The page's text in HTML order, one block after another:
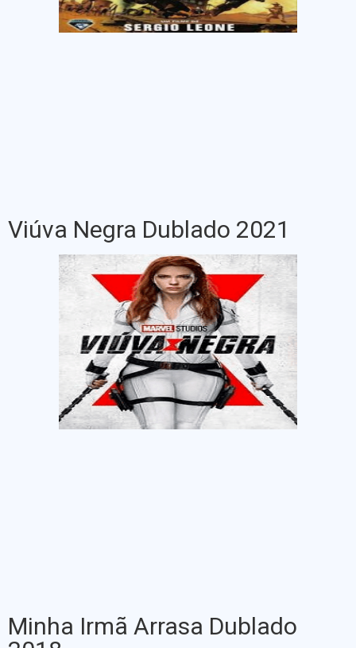
Viúva Negra Dublado 2021
Minha Irmã Arrasa Dublado